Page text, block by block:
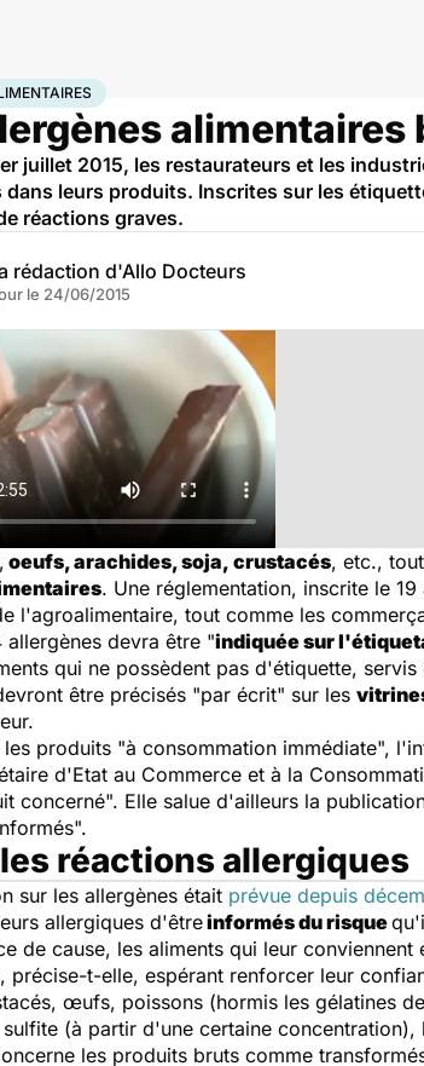
alimentaires
juillet 2015, les restaurateurs et les
dans leurs produits. Inscrites sur les
réactions graves.
rédaction d'Allo Docteurs
le 24/06/2015
, oeufs, arachides, soja, crustacés, etc.,
. Une réglementation, inscrite le 19
l'agroalimentaire, tout comme les
allergènes devra être "indiquée sur
qui ne possèdent pas d'étiquette,
être précisés "par écrit" sur les
les produits "à consommation immédiate",
d'Etat au Commerce et à la
concerné". Elle salue d'ailleurs la
réactions allergiques
sur les allergènes était prévue depuis
allergiques d'êtreinformés du risque
de cause, les aliments qui leur
précise-t-elle, espérant renforcer leur
œufs, poissons (hormis les gélatines
(à partir d'une certaine
les produits bruts comme